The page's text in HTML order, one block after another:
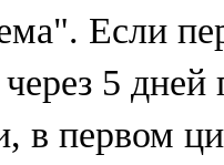
Если
5 дней
в первом